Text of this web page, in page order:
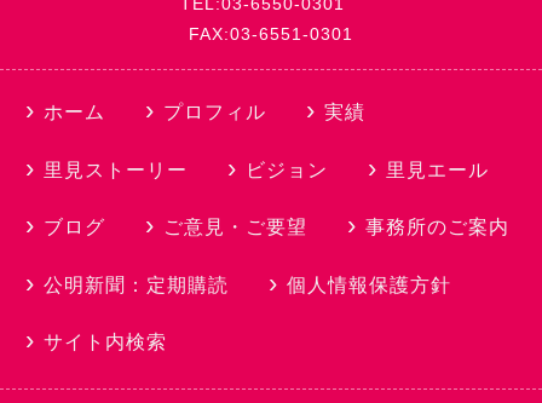
TEL:03-6550-0301
FAX:03-6551-0301
ホーム プロフィル 実績
里見ストーリー ビジョン 里見エール
ブログ ご意見・ご要望 事務所のご案内
公明新聞：定期購読 個人情報保護方針
サイト内検索